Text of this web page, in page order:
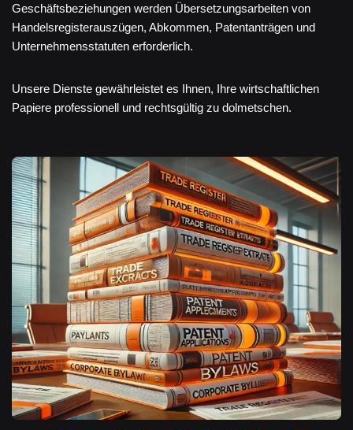
Geschäftsbeziehungen werden Übersetzungsarbeiten von
Handelsregisterauszügen, Abkommen, Patentanträgen und
Unternehmensstatuten erforderlich.
Unsere Dienste gewährleistet es Ihnen, Ihre wirtschaftlichen
Papiere professionell und rechtsgültig zu dolmetschen.